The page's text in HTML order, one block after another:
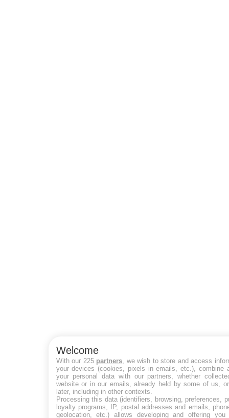
Welcome
With our 225 partners , we wish to store and access
your devices (cookies, pixels in emails, etc.), combine
your personal data with our partners, whether
website or in our emails, already held by some of us,
later, including in other contexts.
Processing this data (identifiers, browsing, preferences,
loyalty programs, IP, postal addresses and emails,
geolocation, etc.) allows developing and offering you